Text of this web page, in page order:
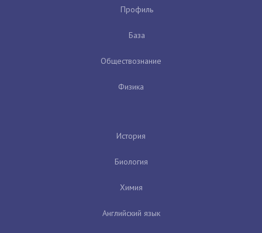
Профиль
База
Обществознание
Физика
История
Биология
Химия
Английский язык